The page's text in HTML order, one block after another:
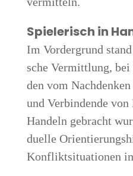
Spie­le­risch in
Im Vor­der­grund
sche Ver­mitt­lung,
den vom
und Ver­bin­den­de
Han­deln gebracht
du­el­le
Kon­flikt­si­tua­tio­nen